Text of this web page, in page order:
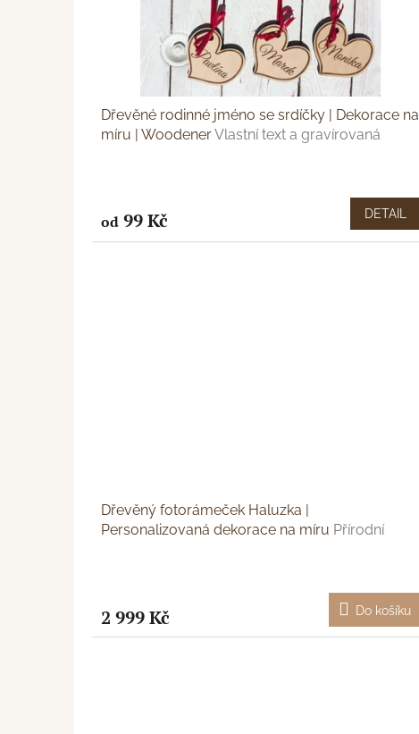
Dřevěné rodinné jméno se srdíčky | Dekorace na
míru | WoodenerVlastní text a gravírovaná
od 99 Kč DETAIL
Dřevěný fotorámeček Haluzka |
Personalizovaná dekorace na míru Přírodní
2 999 Kč Do košíku